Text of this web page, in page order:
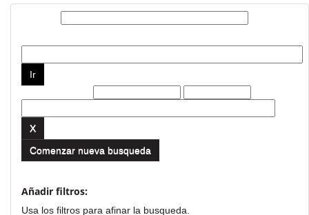
Comenzar nueva busqueda
Añadir filtros:
Usa los filtros para afinar la busqueda.